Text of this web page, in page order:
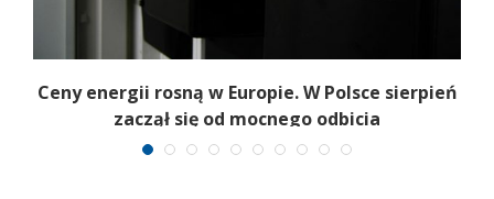
Ceny energii rosną w Europie. W Polsce sierpień
zaczął się od mocnego odbicia